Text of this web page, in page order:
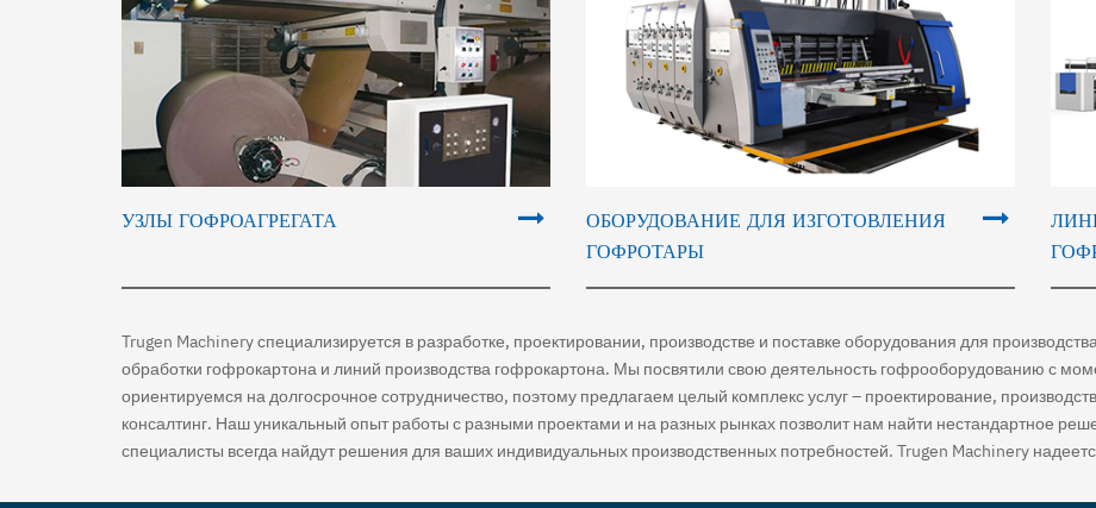
УЗЛЫ ГОФРОАГРЕГАТА
ОБОРУДОВАНИЕ ДЛЯ ИЗГОТОВЛЕНИЯ
ГОФРОТАРЫ
Trugen Machinery специализируется в разработке, проектировании, производстве и поставке оборудования для
обработки гофрокартона и линий производства гофрокартона. Мы посвятили свою деятельность гофрооборудованию с
ориентируемся на долгосрочное сотрудничество, поэтому предлагаем целый комплекс услуг – проектирование,
консалтинг. Наш уникальный опыт работы с разными проектами и на разных рынках позволит нам найти нестандартное
специалисты всегда найдут решения для ваших индивидуальных производственных потребностей. Trugen Machinery